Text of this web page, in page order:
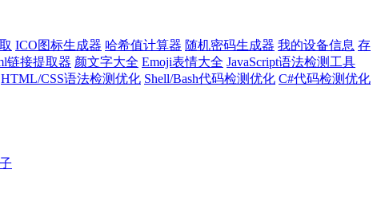
ICO图标生成器 哈希值计算器 随机密码生成器 我的设备信息 存
链接提取器 颜文字大全 Emoji表情大全 JavaScript语法检测工具
HTML/CSS语法检测优化 Shell/Bash代码检测优化 C#代码检测优化